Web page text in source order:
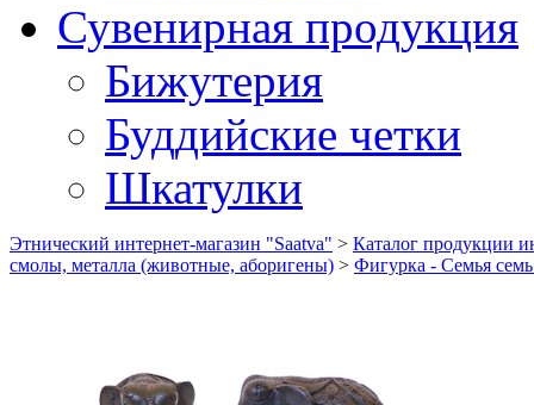
Сувенирная продукция
Бижутерия
Буддийские четки
Шкатулки
Этнический интернет-магазин "Saatva" > Каталог продукции
смолы, металла (животные, аборигены) > Фигурка - Семья